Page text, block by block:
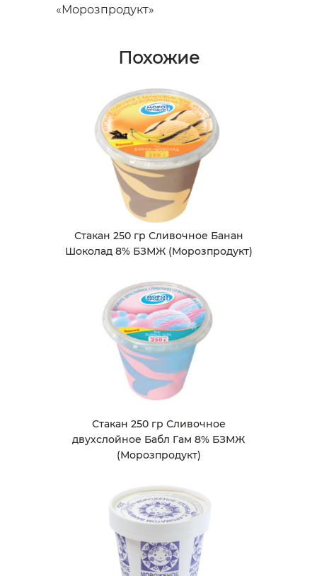
«Морозпродукт»
Похожие
Стакан 250 гр Сливочное Банан
Шоколад 8% БЗМЖ (Морозпродукт)
Стакан 250 гр Сливочное
двухслойное Бабл Гам 8% БЗМЖ
(Морозпродукт)